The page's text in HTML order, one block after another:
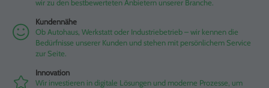
wir zu den bestbewerteten Anbietern unserer Branche.
Kundennähe
Ob Autohaus, Werkstatt oder Industriebetrieb – wir kennen die
Bedürfnisse unserer Kunden und stehen mit persönlichem Service
zur Seite.
Innovation
Wir investieren in digitale Lösungen und moderne Prozesse, um